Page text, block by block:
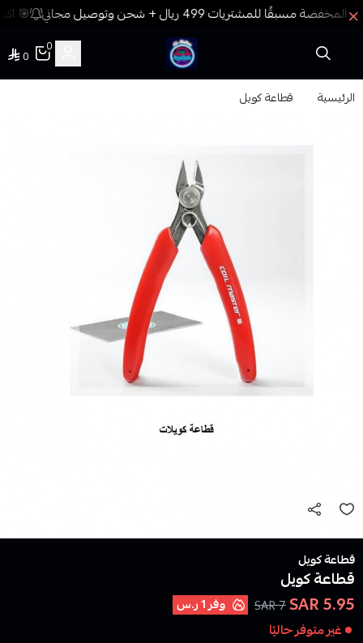
🎯
فيب المدينة
0
0
الرئيسية قطاعة كويل
قطاعة كويل
قطاعة كويل
5.95 SAR
7 SAR وفر1 ر.س
غير متوفر حاليًا